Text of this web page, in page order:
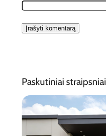
Paskutiniai straipsniai